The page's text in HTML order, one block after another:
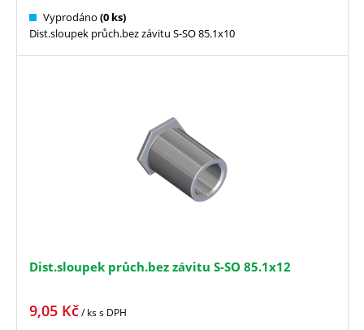
Vyprodáno (0 ks)
Dist.sloupek průch.bez závitu S-SO 85.1x10
Dist.sloupek průch.bez závitu S-SO 85.1x12
9,05 Kč/ kss DPH